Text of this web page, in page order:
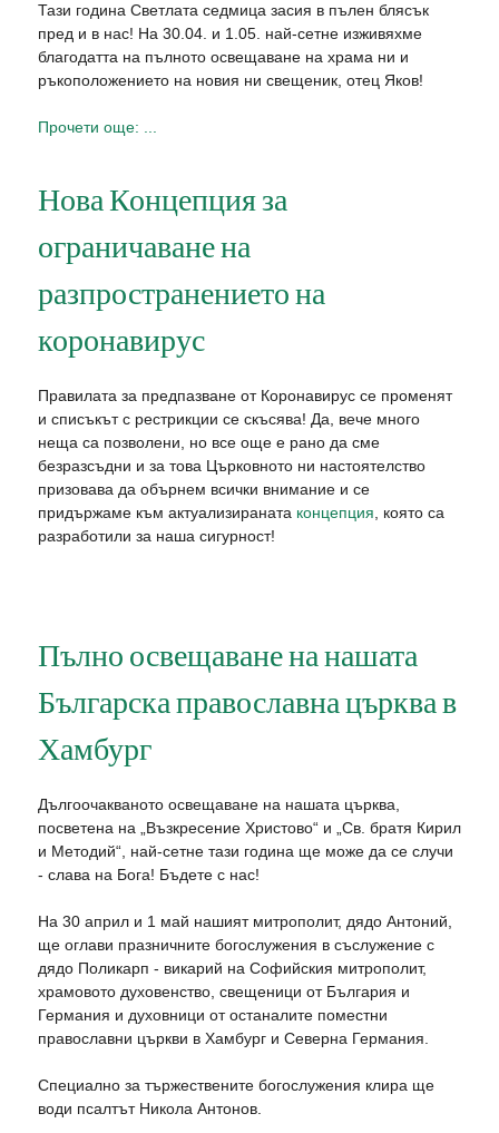
Тази година Светлата седмица засия в пълен блясък
пред и в нас! На 30.04. и 1.05. най-сетне изживяхме
благодатта на пълното освещаване на храма ни и
ръкоположението на новия ни свещеник, отец Яков!
Прочети още: ...
Нова Концепция за
ограничаване на
разпространението на
коронавирус
Правилата за предпазване от Коронавирус се променят
и списъкът с рестрикции се скъсява! Да, вече много
неща са позволени, но все още е рано да сме
безразсъдни и за това Църковното ни настоятелство
призовава да обърнем всички внимание и се
придържаме към актуализираната концепция , която са
разработили за наша сигурност!
Пълно освещаване на нашата
Българска православна църква в
Хамбург
Дългоочакваното освещаване на нашата църква,
посветена на „Възкресение Христово“ и „Св. братя Кирил
и Методий“, най-сетне тази година ще може да се случи
- слава на Бога! Бъдете с нас!
На 30 април и 1 май нашият митрополит, дядо Антоний,
ще оглави празничните богослужения в съслужение с
дядо Поликарп - викарий на Софийския митрополит,
храмовото духовенство, свещеници от България и
Германия и духовници от останалите поместни
православни църкви в Хамбург и Северна Германия.
Специално за тържествените богослужения клира ще
води псалтът Никола Антонов.